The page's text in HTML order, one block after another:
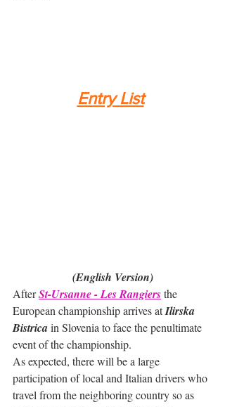
Entry List
(English Version)
After St-Ursanne - Les Rangiers the
European championship arrives at Ilirska
Bistrica in Slovenia to face the penultimate
event of the championship.
As expected, there will be a large
participation of local and Italian drivers who
travel from the neighboring country so as